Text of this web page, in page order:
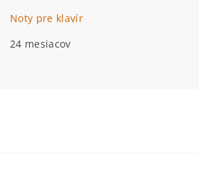
Noty pre klavír
24 mesiacov